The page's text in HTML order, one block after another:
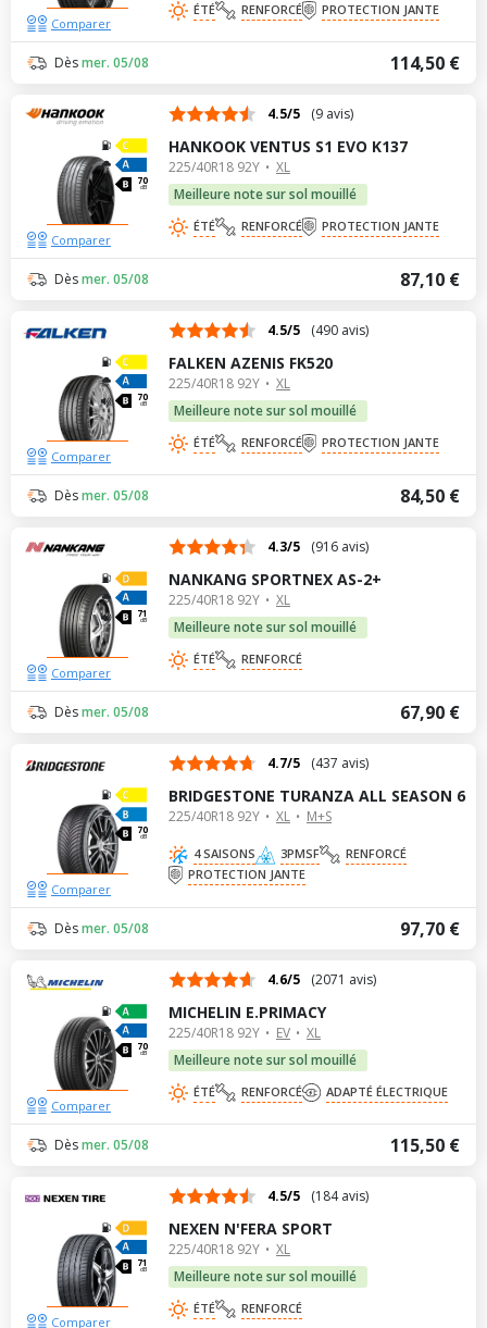
ÉTÉ RENFORCÉ PROTECTION JANTE
114,50 €
Dèsmer. 05/08
Comparer
70
dB
4.5/5 (9 avis)
HANKOOK VENTUS S1 EVO K137
225/40R18 92Y
XL
Meilleure note sur sol mouillé
ÉTÉ RENFORCÉ PROTECTION JANTE
87,10 €
Dèsmer. 05/08
Comparer
70
dB
4.5/5 (490 avis)
FALKEN AZENIS FK520
225/40R18 92Y
XL
Meilleure note sur sol mouillé
ÉTÉ RENFORCÉ PROTECTION JANTE
84,50 €
Dèsmer. 05/08
Comparer
71
dB
4.3/5 (916 avis)
NANKANG SPORTNEX AS-2+
225/40R18 92Y
XL
Meilleure note sur sol mouillé
ÉTÉ RENFORCÉ
67,90 €
Dèsmer. 05/08
Comparer
70
dB
4.7/5 (437 avis)
BRIDGESTONE TURANZA ALL SEASON 6
225/40R18 92Y XL M+S
4 SAISONS 3PMSF
RENFORCÉ
PROTECTION JANTE
97,70 €
Dèsmer. 05/08
Comparer
70
dB
4.6/5 (2071 avis)
MICHELIN E.PRIMACY
225/40R18 92Y EV
XL
Meilleure note sur sol mouillé
ÉTÉ RENFORCÉ ADAPTÉ ÉLECTRIQUE
115,50 €
Dèsmer. 05/08
Comparer
71
dB
4.5/5 (184 avis)
NEXEN N'FERA SPORT
225/40R18 92Y
XL
Meilleure note sur sol mouillé
ÉTÉ
RENFORCÉ
Comparer